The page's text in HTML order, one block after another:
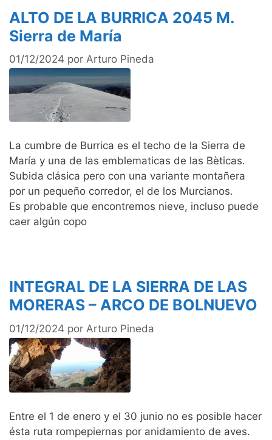
ALTO DE LA BURRICA 2045 M.
Sierra de María
01/12/2024 por Arturo Pineda
La cumbre de Burrica es el techo de la Sierra de
María y una de las emblematicas de las Bèticas.
Subida clásica pero con una variante montañera
por un pequeño corredor, el de los Murcianos.
Es probable que encontremos nieve, incluso puede
caer algún copo
INTEGRAL DE LA SIERRA DE LAS
MORERAS – ARCO DE BOLNUEVO
01/12/2024 por Arturo Pineda
Entre el 1 de enero y el 30 junio no es posible hacer
ésta ruta rompepiernas por anidamiento de aves.